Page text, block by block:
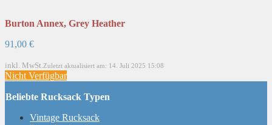
Burton Annex, Grey Heather
91,00 €
inkl. MwSt. Zuletzt aktualisiert am: 14. Juli 2025 15:08
Nicht Verfügbar
Beliebte Rucksack Typen
Vintage Rucksack